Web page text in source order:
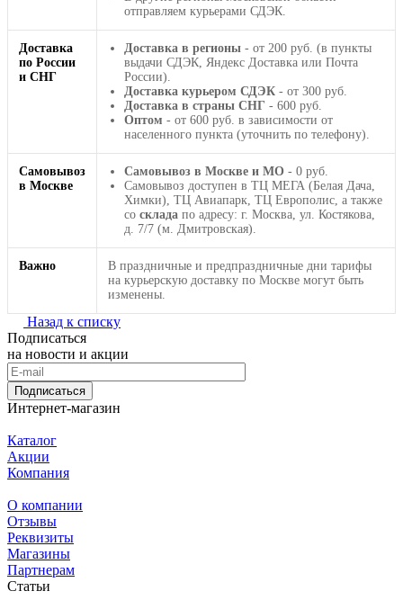
отправляем курьерами СДЭК.
Доставка
по России
и СНГ
Доставка в регионы - от 200 руб. (в пункты
выдачи СДЭК, Яндекс Доставка или Почта
России).
Доставка курьером СДЭК - от 300 руб.
Доставка в страны СНГ - 600 руб.
Оптом - от 600 руб. в зависимости от
населенного пункта (уточнить по телефону).
Самовывоз
в Москве
Самовывоз в Москве и МО - 0 руб.
Самовывоз доступен в ТЦ МЕГА (Белая Дача,
Химки), ТЦ Авиапарк, ТЦ Европолис, а также
со склада по адресу: г. Москва, ул. Костякова,
д. 7/7 (м. Дмитровская).
Важно
В праздничные и предпраздничные дни тарифы
на курьерскую доставку по Москве могут быть
изменены.
Назад к списку
Подписаться
на новости и акции
Подписаться
Интернет-магазин
Каталог
Акции
Компания
О компании
Отзывы
Реквизиты
Магазины
Партнерам
Статьи